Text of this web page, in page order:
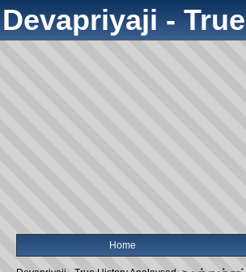
Devapriyaji -
Home